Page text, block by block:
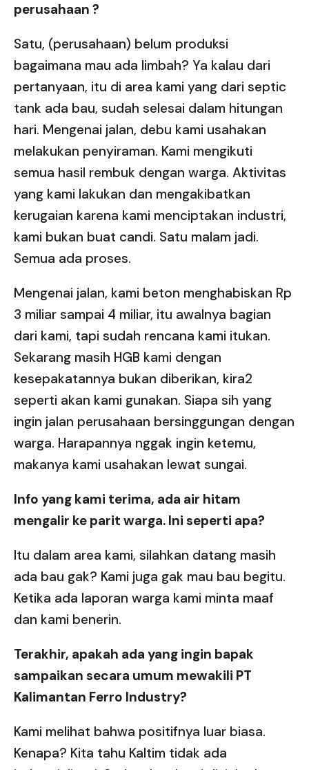
perusahaan ?
Satu, (perusahaan) belum produksi
bagaimana mau ada limbah? Ya kalau dari
pertanyaan, itu di area kami yang dari septic
tank ada bau, sudah selesai dalam hitungan
hari. Mengenai jalan, debu kami usahakan
melakukan penyiraman. Kami mengikuti
semua hasil rembuk dengan warga. Aktivitas
yang kami lakukan dan mengakibatkan
kerugaian karena kami menciptakan industri,
kami bukan buat candi. Satu malam jadi.
Semua ada proses.
Mengenai jalan, kami beton menghabiskan Rp
3 miliar sampai 4 miliar, itu awalnya bagian
dari kami, tapi sudah rencana kami itukan.
Sekarang masih HGB kami dengan
kesepakatannya bukan diberikan, kira2
seperti akan kami gunakan. Siapa sih yang
ingin jalan perusahaan bersinggungan dengan
warga. Harapannya nggak ingin ketemu,
makanya kami usahakan lewat sungai.
Info yang kami terima, ada air hitam
mengalir ke parit warga. Ini seperti apa?
Itu dalam area kami, silahkan datang masih
ada bau gak? Kami juga gak mau bau begitu.
Ketika ada laporan warga kami minta maaf
dan kami benerin.
Terakhir, apakah ada yang ingin bapak
sampaikan secara umum mewakili PT
Kalimantan Ferro Industry?
Kami melihat bahwa positifnya luar biasa.
Kenapa? Kita tahu Kaltim tidak ada